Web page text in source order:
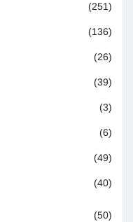
(251)
(136)
(26)
(39)
(3)
(6)
(49)
(40)
(50)